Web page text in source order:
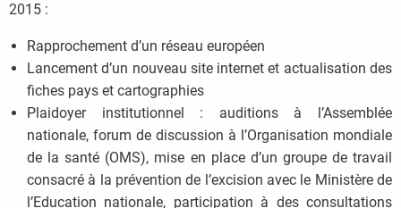
2015 :
Rapprochement d’un réseau européen
Lancement d’un nouveau site internet et actualisation des
fiches pays et cartographies
Plaidoyer institutionnel : auditions à l’Assemblée
nationale, forum de discussion à l’Organisation mondiale
de la santé (OMS), mise en place d’un groupe de travail
consacré à la prévention de l’excision avec le Ministère de
l’Education nationale, participation à des consultations